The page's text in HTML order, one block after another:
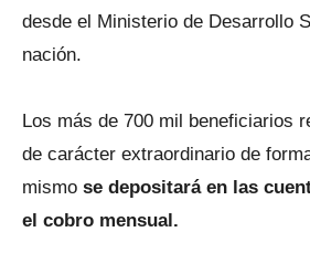
desde el Ministerio de Desarrollo
nación.
Los más de 700 mil beneficiarios
de carácter extraordinario de
mismo se depositará en las
el cobro mensual.